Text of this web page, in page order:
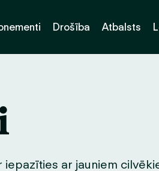
Drošība Atbalsts
ar jauniem